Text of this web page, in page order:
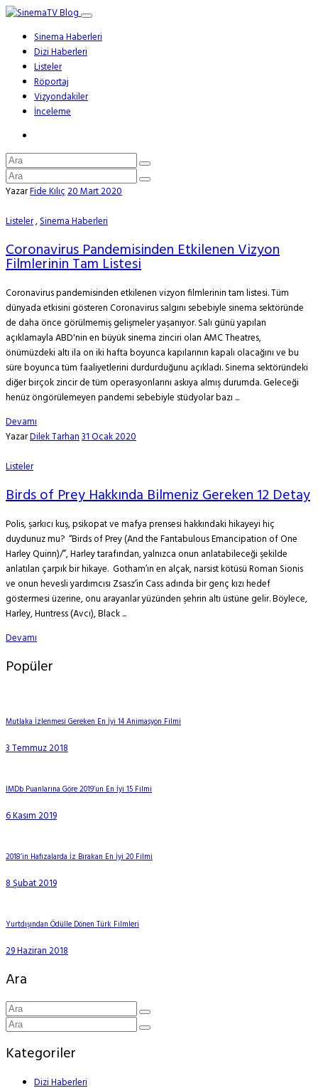
Sinema Haberleri
Dizi Haberleri
Listeler
Röportaj
Vizyondakiler
İnceleme
YazarFide Kılıç20 Mart 2020
Listeler,Sinema Haberleri
Coronavirus Pandemisinden Etkilenen Vizyon
Filmlerinin Tam Listesi
Coronavirus pandemisinden etkilenen vizyon filmlerinin tam listesi. Tüm
dünyada etkisini gösteren Coronavirus salgını sebebiyle sinema sektöründe
de daha önce görülmemiş gelişmeler yaşanıyor. Salı günü yapılan
açıklamayla ABD'nin en büyük sinema zinciri olan AMC Theatres,
önümüzdeki altı ila on iki hafta boyunca kapılarının kapalı olacağını ve bu
süre boyunca tüm faaliyetlerini durdurduğunu açıkladı. Sinema sektöründeki
diğer birçok zincir de tüm operasyonlarını askıya almış durumda. Geleceği
henüz öngörülemeyen pandemi sebebiyle stüdyolar bazı ...
Devamı
YazarDilek Tarhan31 Ocak 2020
Listeler
Birds of Prey Hakkında Bilmeniz Gereken 12 Detay
Polis, şarkıcı kuş, psikopat ve mafya prensesi hakkındaki hikayeyi hiç
duydunuz mu? “Birds of Prey (And the Fantabulous Emancipation of One
Harley Quinn)/”, Harley tarafından, yalnızca onun anlatabileceği şekilde
anlatılan çarpık bir hikaye. Gotham’ın en alçak, narsist kötüsü Roman Sionis
ve onun hevesli yardımcısı Zsasz’in Cass adında bir genç kızı hedef
göstermesi üzerine, onu arayanlar yüzünden şehrin altı üstüne gelir. Böylece,
Harley, Huntress (Avcı), Black ...
Devamı
Popüler
Mutlaka İzlenmesi Gereken En İyi 14 Animasyon Filmi
3 Temmuz 2018
IMDb Puanlarına Göre 2019’un En İyi 15 Filmi
6 Kasım 2019
2018’in Hafızalarda İz Bırakan En İyi 20 Filmi
8 Şubat 2019
Yurtdışından Ödülle Dönen Türk Filmleri
29 Haziran 2018
Ara
Kategoriler
Dizi Haberleri